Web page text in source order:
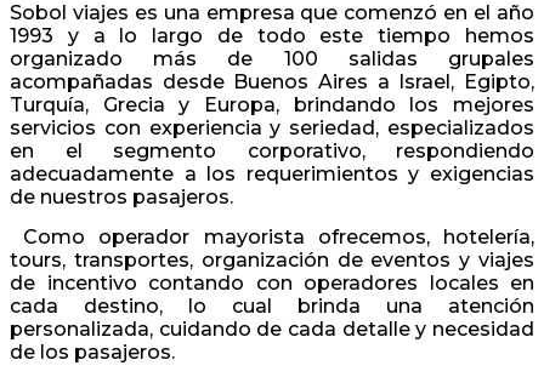
Sobol viajes es una empresa que comenzó en el año
1993 y a lo largo de todo este tiempo hemos
organizado más de 100 salidas grupales
acompañadas desde Buenos Aires a Israel, Egipto,
Turquía, Grecia y Europa, brindando los mejores
servicios con experiencia y seriedad, especializados
en el segmento corporativo, respondiendo
adecuadamente a los requerimientos y exigencias
de nuestros pasajeros.
Como operador mayorista ofrecemos, hotelería,
tours, transportes, organización de eventos y viajes
de incentivo contando con operadores locales en
cada destino, lo cual brinda una atención
personalizada, cuidando de cada detalle y necesidad
de los pasajeros.